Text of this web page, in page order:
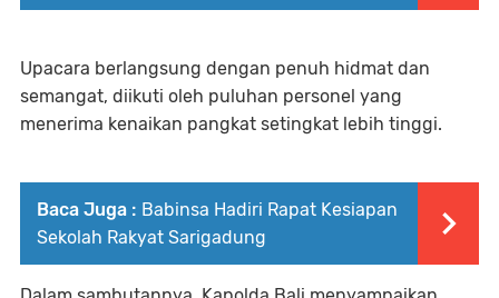
Upacara berlangsung dengan penuh hidmat dan
semangat, diikuti oleh puluhan personel yang
menerima kenaikan pangkat setingkat lebih tinggi.
Baca Juga : Babinsa Hadiri Rapat Kesiapan
Sekolah Rakyat Sarigadung